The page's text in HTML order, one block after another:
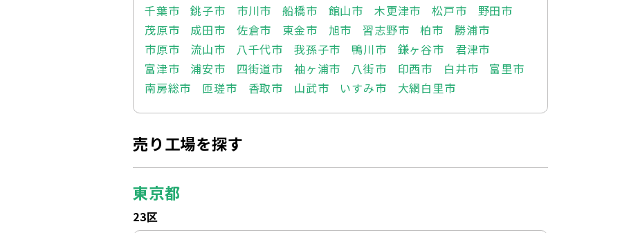
千葉市 銚子市 市川市 船橋市 館山市 木更津市 松戸市
野田市
茂原市
成田市 佐倉市 東金市 旭市 習志野市 柏市
勝浦市
市原市
流山市 八千代市 我孫子市 鴨川市 鎌ヶ谷市
君津市
富津市
浦安市 四街道市 袖ヶ浦市 八街市 印西市 白井市
富里市
南房総市
匝瑳市 香取市 山武市 いすみ市 大網白里市
売り工場を探す
東京都
23区